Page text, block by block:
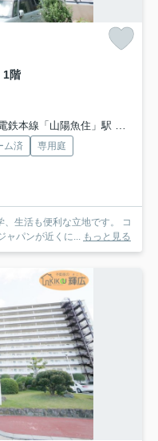
1階
本線「山陽魚住」駅 徒歩20分
ム済
専用庭
生活も便利な立地です。 コ
ャパンが近くに... もっと見る